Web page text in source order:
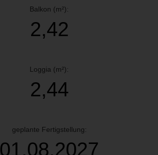
Balkon (m²):
2,42
Loggia (m²):
2,44
geplante Fertigstellung:
01.08.2027